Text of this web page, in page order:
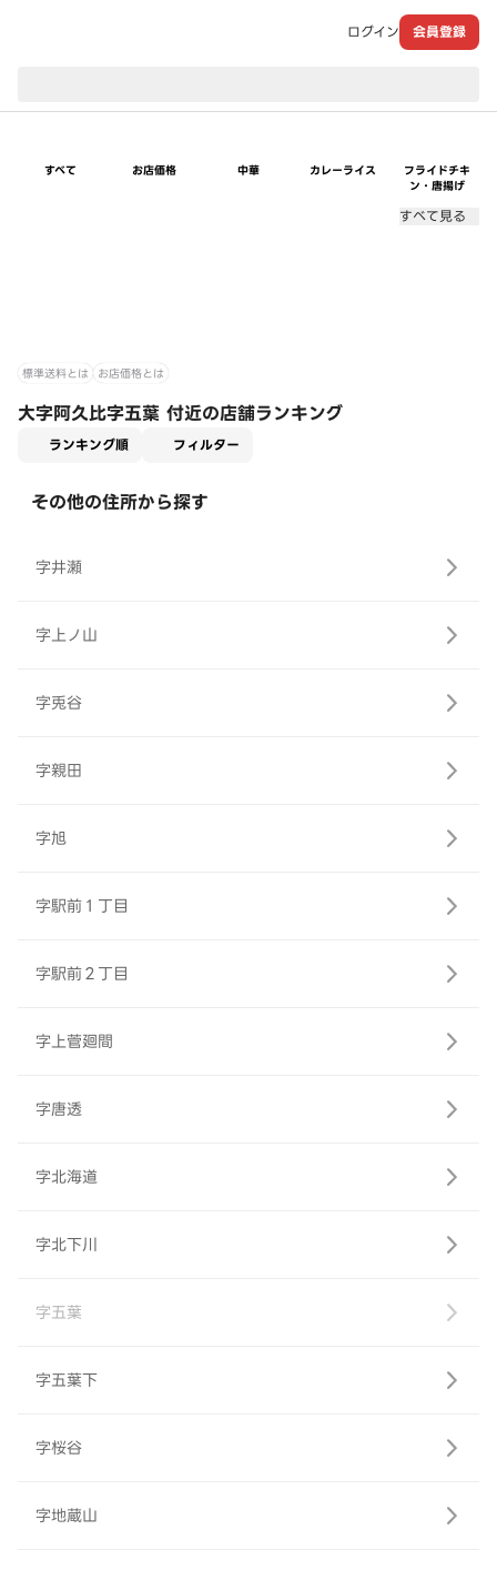
ログイン 会員登録
すべて お店価格 中華 カレーライス
フライドチキ
ン・唐揚げ
すべて見る
標準送料とは お店価格とは
大字阿久比字五葉 付近の店舗ランキング
ランキング順 フィルター
その他の住所から探す
字井瀬
字上ノ山
字兎谷
字親田
字旭
字駅前１丁目
字駅前２丁目
字上菅廻間
字唐透
字北海道
字北下川
字五葉
字五葉下
字桜谷
字地蔵山